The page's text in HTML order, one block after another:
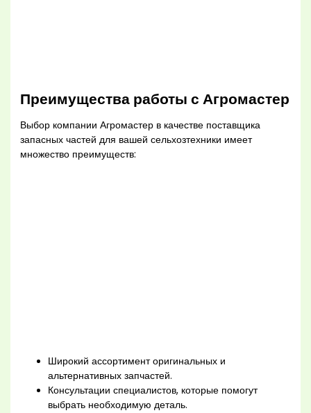
Преимущества работы с Агромастер
Выбор компании Агромастер в качестве поставщика
запасных частей для вашей сельхозтехники имеет
множество преимуществ:
Широкий ассортимент оригинальных и
альтернативных запчастей.
Консультации специалистов, которые помогут
выбрать необходимую деталь.